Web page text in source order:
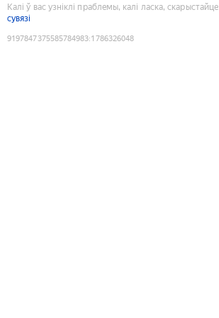
Калі ў вас узніклі праблемы, калі ласка, скарыстайце
сувязі
9197847375585784983:1786326048